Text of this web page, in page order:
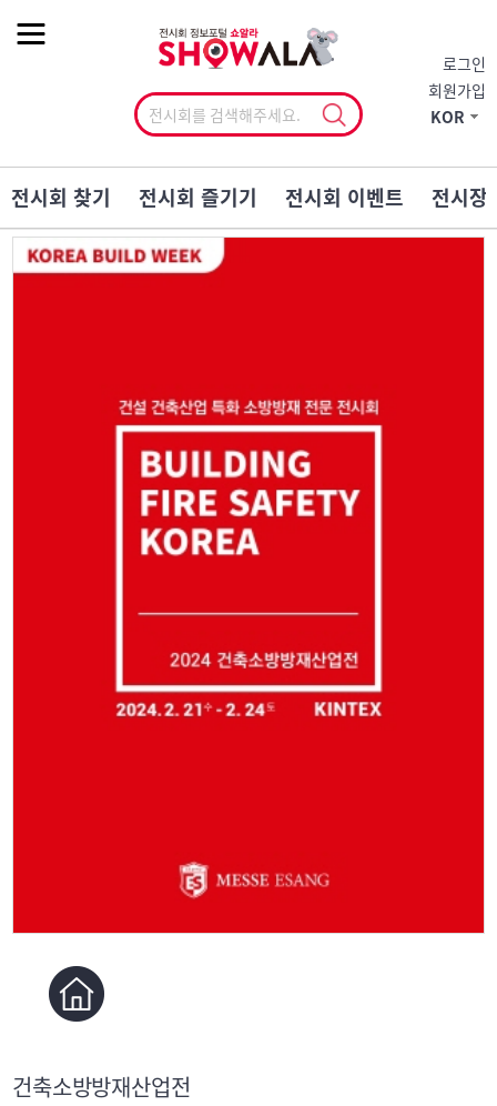
로그인
회원가입
KOR
전시회 찾기 전시회 즐기기 전시회 이벤트 전시장
건축소방방재산업전